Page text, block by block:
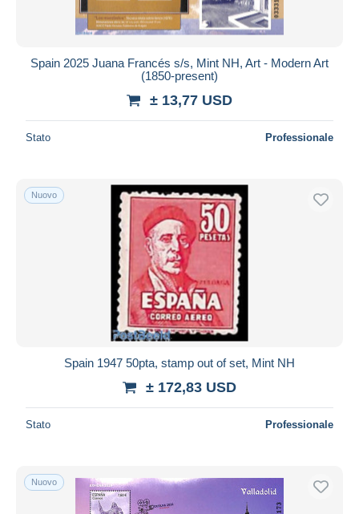
Spain 2025 Juana Francés s/s, Mint NH, Art - Modern Art
(1850-present)
± 13,77 USD
Stato Professionale
Nuovo
Spain 1947 50pta, stamp out of set, Mint NH
± 172,83 USD
Stato Professionale
Nuovo